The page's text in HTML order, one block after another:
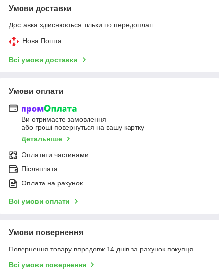
Умови доставки
Доставка здійснюється тільки по передоплаті.
Нова Пошта
Всі умови доставки
Умови оплати
Ви отримаєте замовлення
або гроші повернуться на вашу картку
Детальніше
Оплатити частинами
Післяплата
Оплата на рахунок
Всі умови оплати
Умови повернення
Повернення товару впродовж 14 днів за рахунок покупця
Всі умови повернення